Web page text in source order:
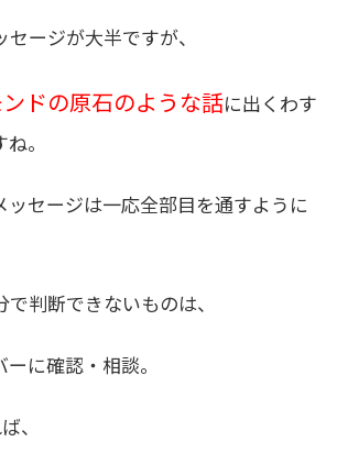
ージが大半ですが、
ドの原石のような話に出くわす
。
ッセージは一応全部目を通すように
判断できないものは、
に確認・相談。
、